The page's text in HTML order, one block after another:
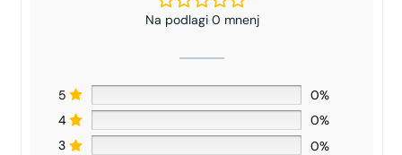
Na podlagi 0 mnenj
5
0%
4
0%
3
0%